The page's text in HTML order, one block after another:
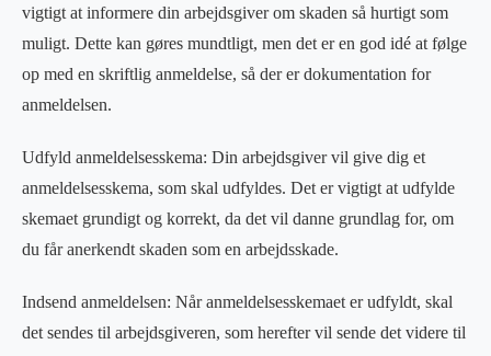
vigtigt at informere din arbejdsgiver om skaden så hurtigt som
muligt. Dette kan gøres mundtligt, men det er en god idé at følge
op med en skriftlig anmeldelse, så der er dokumentation for
anmeldelsen.
Udfyld anmeldelsesskema: Din arbejdsgiver vil give dig et
anmeldelsesskema, som skal udfyldes. Det er vigtigt at udfylde
skemaet grundigt og korrekt, da det vil danne grundlag for, om
du får anerkendt skaden som en arbejdsskade.
Indsend anmeldelsen: Når anmeldelsesskemaet er udfyldt, skal
det sendes til arbejdsgiveren, som herefter vil sende det videre til